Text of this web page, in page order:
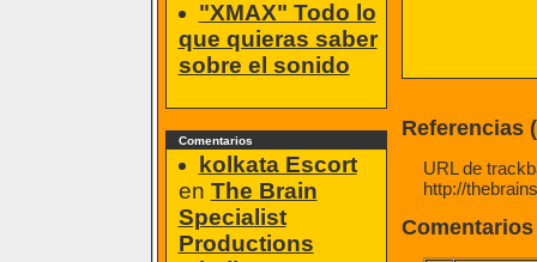
"XMAX" Todo lo
que quieras saber
sobre el sonido
Comentarios
kolkata Escort
en The Brain
Specialist
Productions
Referencias
URL de
http://
Comentarios